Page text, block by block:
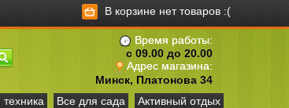
В корзине нет товаров :(
Время работы:
с 09.00 до 20.00
Адрес магазина:
Минск, Платонова 34
Все для сада Активный отдых